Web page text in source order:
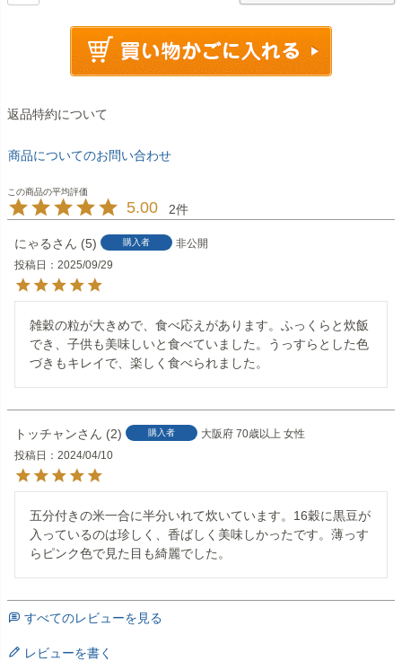
返品特約について
商品についてのお問い合わせ
5.00 2
にゃる 5 購入者
非公開
投稿日
2025/09/29
雑穀の粒が大きめで、食べ応えがあります。ふっくらと炊飯
でき、子供も美味しいと食べていました。うっすらとした色
づきもキレイで、楽しく食べられました。
トッチャン 2 購入者 大阪府 70歳以上 女性
投稿日
2024/04/10
五分付きの米一合に半分いれて炊いています。16穀に黒豆が
入っているのは珍しく、香ばしく美味しかったです。薄っす
らピンク色で見た目も綺麗でした。
すべてのレビューを見る
レビューを書く